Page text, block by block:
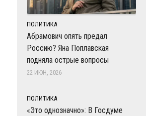
ПОЛИТИКА
Абрамович опять предал
Россию? Яна Поплавская
подняла острые вопросы
22 ИЮН, 2026
ПОЛИТИКА
«Это однозначно»: В Госдуме